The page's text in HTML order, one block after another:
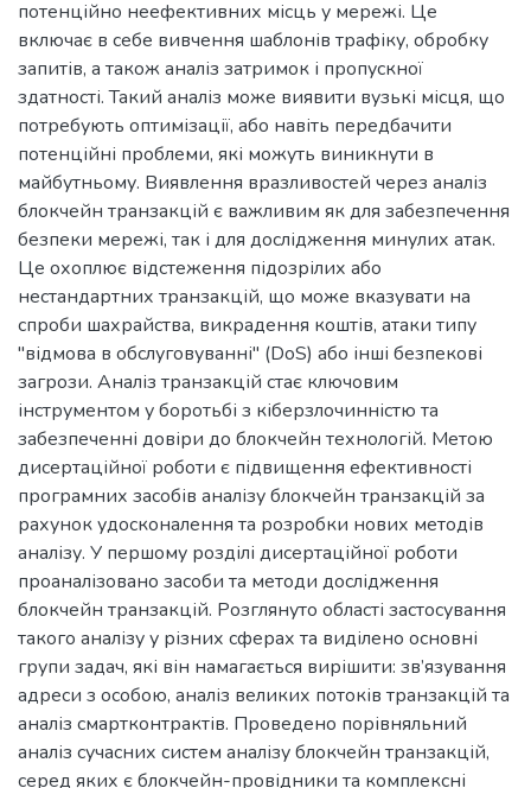
потенційно неефективних місць у мережі. Це
включає в себе вивчення шаблонів трафіку, обробку
запитів, а також аналіз затримок і пропускної
здатності. Такий аналіз може виявити вузькі місця, що
потребують оптимізації, або навіть передбачити
потенційні проблеми, які можуть виникнути в
майбутньому. Виявлення вразливостей через аналіз
блокчейн транзакцій є важливим як для забезпечення
безпеки мережі, так і для дослідження минулих атак.
Це охоплює відстеження підозрілих або
нестандартних транзакцій, що може вказувати на
спроби шахрайства, викрадення коштів, атаки типу
"відмова в обслуговуванні" (DoS) або інші безпекові
загрози. Аналіз транзакцій стає ключовим
інструментом у боротьбі з кіберзлочинністю та
забезпеченні довіри до блокчейн технологій. Метою
дисертаційної роботи є підвищення ефективності
програмних засобів аналізу блокчейн транзакцій за
рахунок удосконалення та розробки нових методів
аналізу. У першому розділі дисертаційної роботи
проаналізовано засоби та методи дослідження
блокчейн транзакцій. Розглянуто області застосування
такого аналізу у різних сферах та виділено основні
групи задач, які він намагається вирішити: зв’язування
адреси з особою, аналіз великих потоків транзакцій та
аналіз смартконтрактів. Проведено порівняльний
аналіз сучасних систем аналізу блокчейн транзакцій,
серед яких є блокчейн-провідники та комплексні